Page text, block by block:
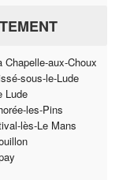
Chapelle-aux-Choux
sous-le-Lude
Lude
les-Pins
lès-Le Mans